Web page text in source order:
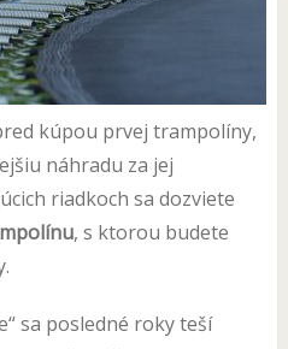
kúpou prvej trampolíny,
náhradu za jej
riadkoch sa dozviete
, s ktorou budete
sa posledné roky teší